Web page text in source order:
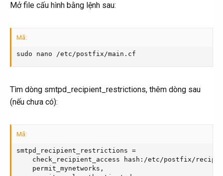
Mở file cấu hình bằng lệnh sau:
Mã:
sudo nano /etc/postfix/main.cf
Tìm dòng smtpd_recipient_restrictions, thêm dòng sau
(nếu chưa có):
Mã:
smtpd_recipient_restrictions =
check_recipient_access hash:/etc/postfix/
    permit_mynetworks,